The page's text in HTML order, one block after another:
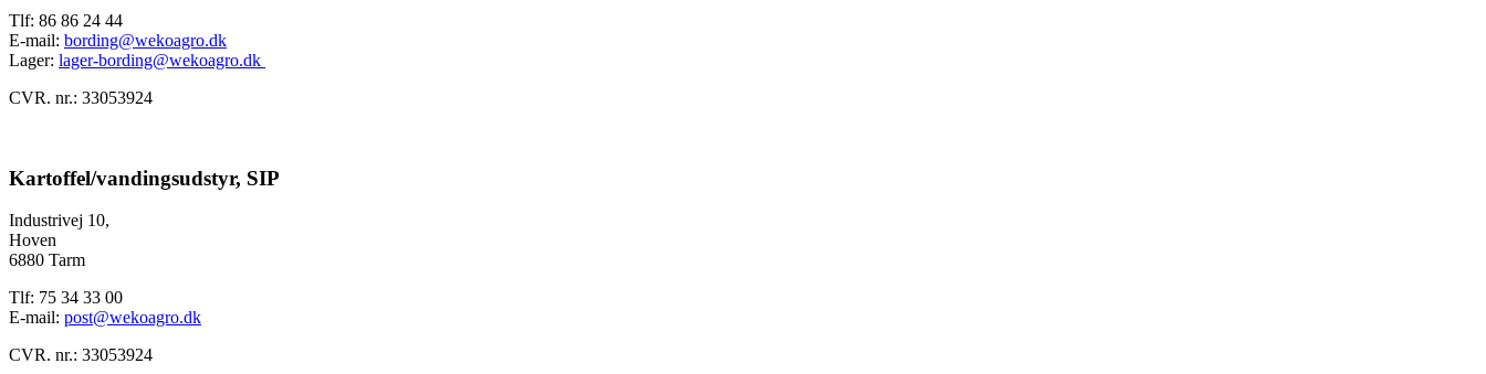
Tlf: 86 86 24 44
E-mail: bording@wekoagro.dk
Lager: lager-bording@wekoagro.dk
CVR. nr.: 33053924
Kartoffel/vandingsudstyr, SIP
Industrivej 10,
Hoven
6880 Tarm
Tlf: 75 34 33 00
E-mail: post@wekoagro.dk
CVR. nr.: 33053924